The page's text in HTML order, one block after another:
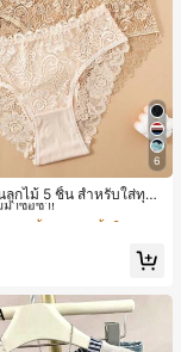
6
ลูกไม้ 5 ชิ้น สำหรับใส่ทุกวั
าซื้อซ้ำ!
าซื้อซ้ำ!
าซื้อซ้ำ!